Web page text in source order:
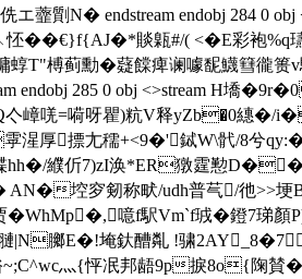
虀劕N� endstream endobj 284
怌��€}f{AJ�*賧甈#/( <�E彩
T"榑蓟勳�薿饓痺谰噱馜鱴篲
endobj 285 0 obj <>stream H墧
嶂唴=嗬呀瞿)粇V释yZb�0繐�/
湦厚摽尢穤+<9�'鋱W\骮/8兮
楪hh�/纀伒7)zI涣*ER獤霆懃
T� AN�埪穸剱称畎/udh普芞
�WhMp�,噫f駅Vm`f珬�鐙7
膷E�!埯釱醩亃 !骕2AY_8�7
C^wc灬{怦冺邦龉9p捩8o{